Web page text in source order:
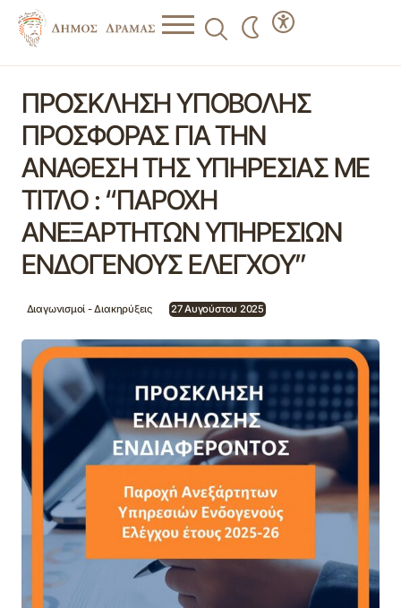
ΑΝΕΞΑΡΤΗΤΩΝ ΥΠΗΡΕΣΙΩΝ ΕΝΔΟΓΕΝΟΥΣ ΕΛΕΓΧΟΥ”
ΠΡΟΣΚΛΗΣΗ ΥΠΟΒΟΛΗΣ
ΠΡΟΣΦΟΡΑΣ ΓΙΑ ΤΗΝ
ΑΝΑΘΕΣΗ ΤΗΣ ΥΠΗΡΕΣΙΑΣ ΜΕ
ΤΙΤΛΟ : “ΠΑΡΟΧΗ
ΑΝΕΞΑΡΤΗΤΩΝ ΥΠΗΡΕΣΙΩΝ
ΕΝΔΟΓΕΝΟΥΣ ΕΛΕΓΧΟΥ”
Διαγωνισμοί - Διακηρύξεις 27 Αυγούστου 2025